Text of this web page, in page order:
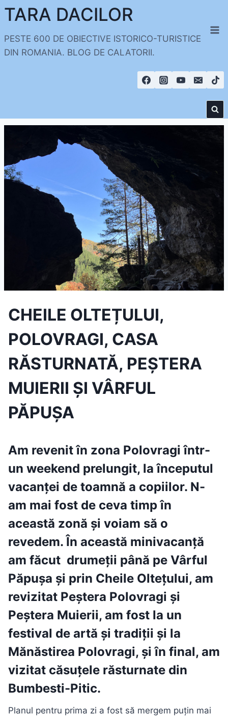
Skip
content
TARA DACILOR
PESTE 600 DE OBIECTIVE ISTORICO-TURISTICE
DIN ROMANIA. BLOG DE CALATORII.
CHEILE OLTEȚULUI,
POLOVRAGI, CASA
RĂSTURNATĂ, PEȘTERA
MUIERII ȘI VÂRFUL
PĂPUȘA
Am revenit în zona Polovragiîntr-
un weekend prelungit, la începutul
vacanței de toamnă a copiilor. N-
am mai fost de ceva timp în
această zonă și voiam să o
revedem. În această minivacanță
am făcut drumeții până pe Vârful
Păpușa și prin Cheile Oltețului, am
revizitat Peștera Polovragi și
Peștera Muierii, am fost la un
festival de artă și tradiții și la
Mănăstirea Polovragi, și în final, am
vizitat căsuțele răsturnate din
Bumbesti-Pitic.
Planul pentru prima zi a fost să mergem puțin mai